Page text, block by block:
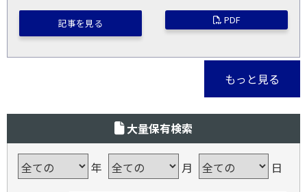
記事を見る PDF
もっと見る
大量保有検索
年 月 日